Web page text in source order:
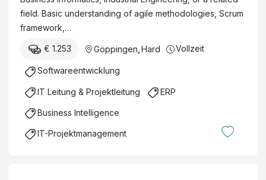
field. Basic understanding of agile methodologies, Scrum
framework,…
€ 1.253 Göppingen,Hard Vollzeit
Softwareentwicklung
IT Leitung & Projektleitung ERP
Business Intelligence
IT-Projektmanagement